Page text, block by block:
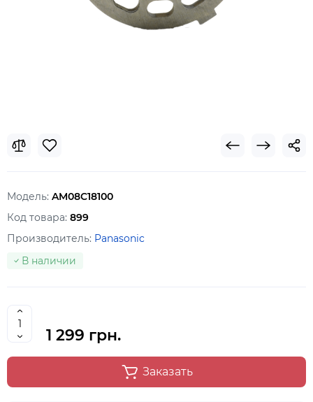
Модель: AM08C18100
Код товара: 899
Производитель: Panasonic
В наличии
1 299 грн.
Заказать